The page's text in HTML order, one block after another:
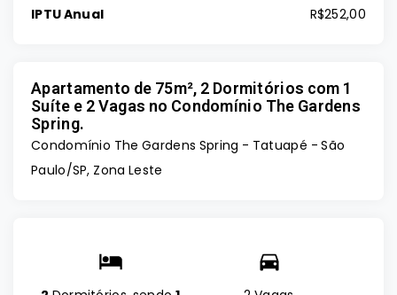
IPTU Anual
R$252,00
Apartamento de 75m², 2 Dormitórios com 1
Suíte e 2 Vagas no Condomínio The Gardens
Spring.
Condomínio The Gardens Spring - Tatuapé - São
Paulo/SP, Zona Leste